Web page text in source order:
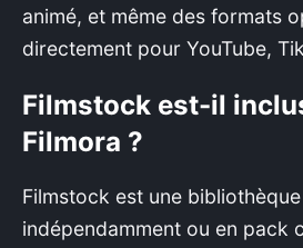
animé, et même des formats
directement pour YouTube,
Filmstock est-il
Filmora ?
Filmstock est une
indépendamment ou en pack